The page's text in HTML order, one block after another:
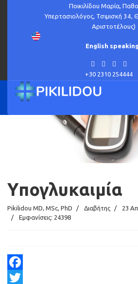
Ποικιλίδου Μαρία,
Υπερτασιολόγος, Τσιμισκή 34,
Αριστοτέλους)
English
+30 2310 254444
Υπογλυκαιμία
Pikilidou MD, MSc, PhD Διαβήτης
23
Εμφανίσεις: 24398
Facebook